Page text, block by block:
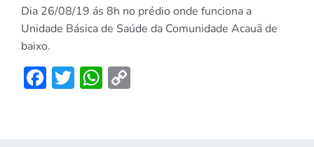
Dia 26/08/19 ás 8h no prédio onde funciona a
Unidade Básica de Saúde da Comunidade Acauã de
baixo.
Facebook
TwitterWhatsApp